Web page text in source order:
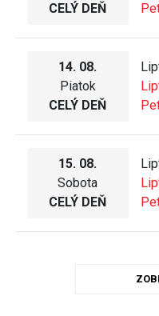
CELÝ DEŇ
14. 08.
Piatok
CELÝ DEŇ
15. 08.
Sobota
CELÝ DEŇ